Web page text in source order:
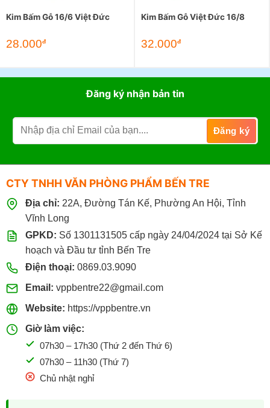
Kim Bấm Gỗ 16/6 Việt Đức
28.000đ
Kim Bấm Gỗ Việt Đức 16/8
32.000đ
Đăng ký nhận bản tin
CTY TNHH VĂN PHÒNG PHẨM BẾN TRE
Địa chỉ: 22A, Đường Tán Kế, Phường An Hội, Tỉnh
Vĩnh Long
GPKD: Số 1301131505 cấp ngày 24/04/2024 tại Sở Kế
hoạch và Đầu tư tỉnh Bến Tre
Điện thoại: 0869.03.9090
Email: vppbentre22@gmail.com
Website: https://vppbentre.vn
Giờ làm việc:
07h30 – 17h30 (Thứ 2 đến Thứ 6)
07h30 – 11h30 (Thứ 7)
Chủ nhật nghỉ